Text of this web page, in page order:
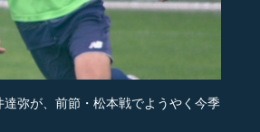
弥が、前節・松本戦でようやく今季